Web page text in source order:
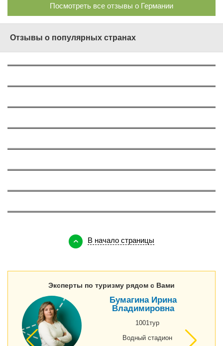
Посмотреть все отзывы о Германии
Отзывы о популярных странах
В начало страницы
Эксперты по туризму рядом с Вами
Бумагина Ирина
Владимировна
1001тур
Водный стадион